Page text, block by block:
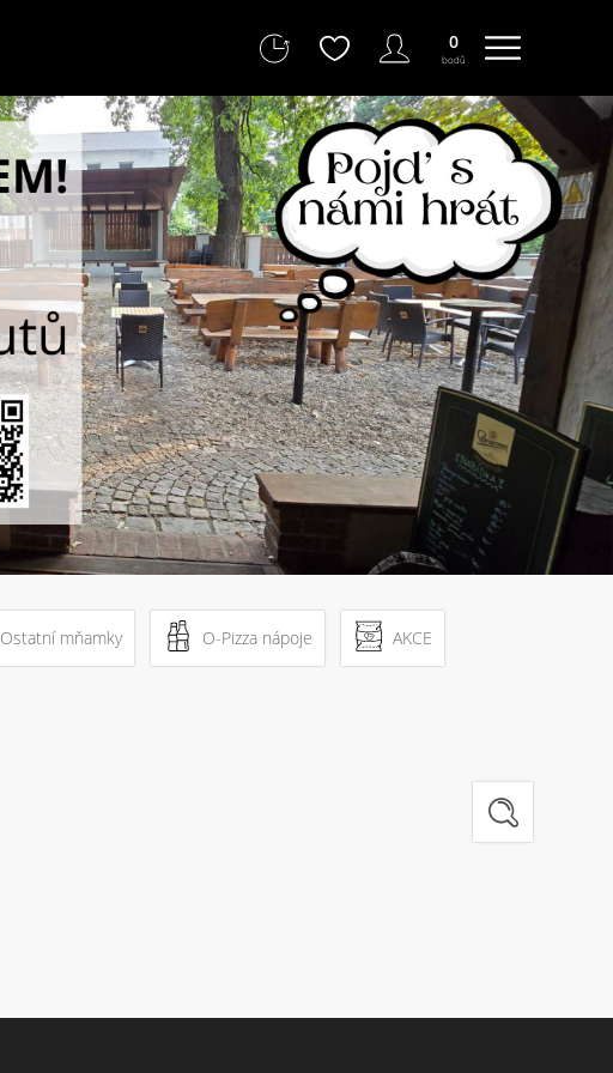
0
bodů
Ostatní mňamky O-Pizza nápoje AKCE